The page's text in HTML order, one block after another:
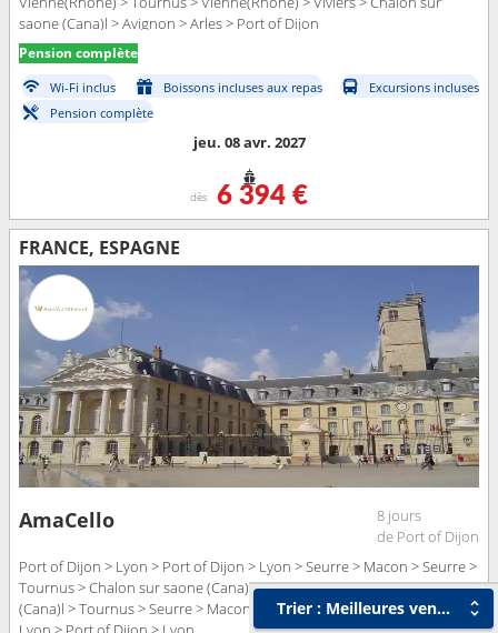
Trier : Meilleures ventes
saone (Cana)l > Avignon > Arles > Port of Dijon
Pension complète
Wi-Fi inclus Boissons incluses aux repas
Excursions incluses
Pension complète
jeu. 08 avr. 2027
dès 6 394 €
FRANCE, ESPAGNE
AmaCello
8 jours
de Port of Dijon
Port of Dijon > Lyon > Port of Dijon > Lyon > Seurre > Macon > Seurre >
Tournus > Chalon sur saone (Cana)l > Tournus > Chalon sur saone
(Cana)l > Tournus > Seurre > Macon > Seurre > Macon > Port of Dijon >